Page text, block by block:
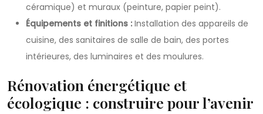
céramique) et muraux (peinture, papier peint).
Équipements et finitions : Installation des appareils de
cuisine, des sanitaires de salle de bain, des portes
intérieures, des luminaires et des moulures.
Rénovation énergétique et
écologique : construire pour l’avenir